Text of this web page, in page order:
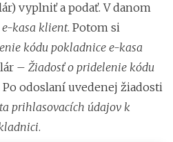
vyplniť a podať. V danom
kasa klient. Potom si
kódu pokladnice e-kasa
– Žiadosť o pridelenie kódu
Po odoslaní uvedenej žiadosti
prihlasovacích údajov k
.